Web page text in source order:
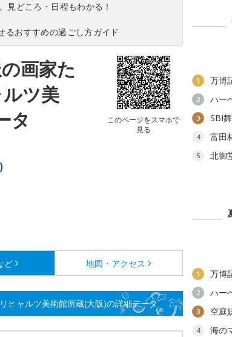
見どころ・日程もわかる！
るおすすめの過ごし方ガイド
画家た
ツ美
タ
このページをスマホで
見る
ど 地図・アクセス
ャルツ美術館所蔵(大阪)の詳細データ
1 万博
2 ハー
3 SBI
4 富田
5
北御
1 万博
2 ハー
3 空庭
4 海の